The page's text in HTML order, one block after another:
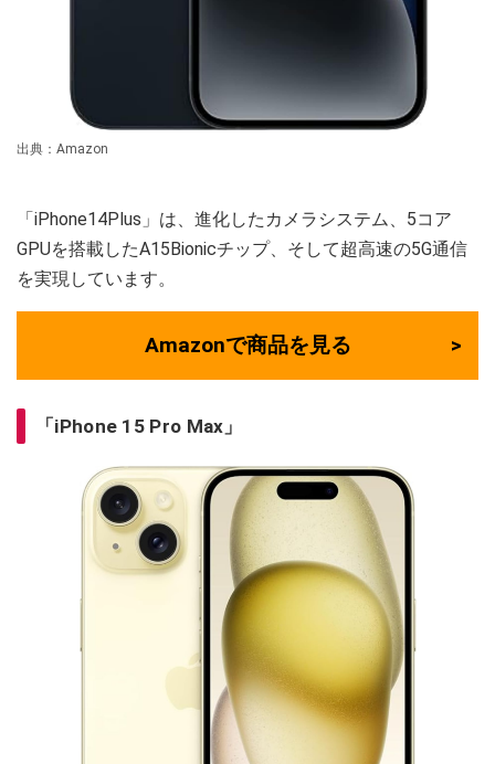
出典：Amazon
「iPhone14Plus」は、進化したカメラシステム、5コア
GPUを搭載したA15Bionicチップ、そして超高速の5G通信
を実現しています。
Amazonで商品を見る
「iPhone 15 Pro Max」